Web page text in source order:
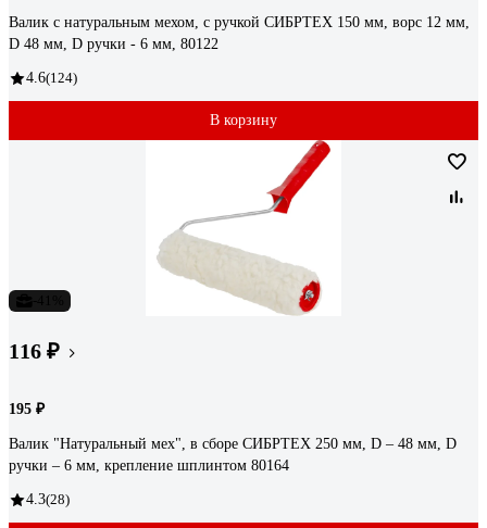
Валик с натуральным мехом, с ручкой СИБРТЕХ 150 мм, ворс 12 мм,
D 48 мм, D ручки - 6 мм, 80122
4.6(124)
В корзину
116 ₽
195 ₽
Валик "Натуральный мех", в сборе СИБРТЕХ 250 мм, D – 48 мм, D
ручки – 6 мм, крепление шплинтом 80164
4.3(28)